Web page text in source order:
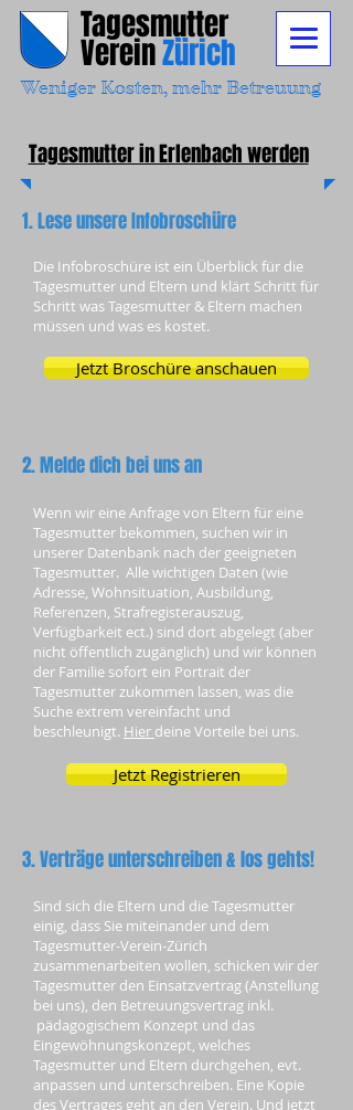
Tagesmutter
VereinZürich
Weniger Kosten, mehr Betreuung
Tagesmutter in Erlenbach werden
1. Lese unsere Infobroschüre
Die Infobroschüre ist ein Überblick für die
Tagesmutter und Eltern und klärt Schritt für
Schritt was Tagesmutter & Eltern machen
müssen und was es kostet.
Jetzt Broschüre anschauen
2. Melde dich bei uns an
Wenn wir eine Anfrage von Eltern für eine
Tagesmutter bekommen, suchen wir in
unserer Datenbank nach der geeigneten
Tagesmutter. Alle wichtigen Daten (wie
Adresse, Wohnsituation, Ausbildung,
Referenzen, Strafregisterauszug,
Verfügbarkeit ect.) sind dort abgelegt (aber
nicht öffentlich zugänglich) und wir können
der Familie sofort ein Portrait der
Tagesmutter zukommen lassen, was die
Suche extrem vereinfacht und
beschleunigt. Hier deine Vorteile bei uns.
Jetzt Registrieren
3. Verträge unterschreiben & los gehts!
Sind sich die Eltern und die Tagesmutter
einig, dass Sie miteinander und dem
Tagesmutter-Verein-Zürich
zusammenarbeiten wollen, schicken wir der
Tagesmutter den Einsatzvertrag (Anstellung
bei uns), den Betreuungsvertrag inkl.
pädagogischem Konzept und das
Eingewöhnungskonzept, welches
Tagesmutter und Eltern durchgehen, evt.
anpassen und unterschreiben. Eine Kopie
des Vertrages geht an den Verein. Und jetzt